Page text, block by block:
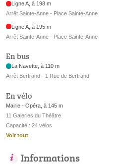
Ligne A, à 198 m
Arrêt Sainte-Anne - Place Sainte-Anne
Ligne A, à 195 m
Arrêt Sainte-Anne - Place Sainte-Anne
En bus
La Navette, à 110 m
Arrêt Bertrand - 1 Rue de Bertrand
En vélo
Mairie - Opéra, à 145 m
11 Galeries du Théâtre
Capacité : 24 vélos
Voir tout
Informations